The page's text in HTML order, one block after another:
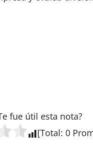
fue útil esta nota?
[Total: 0